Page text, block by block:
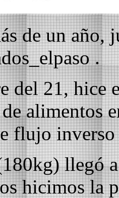
de un año,
.
del 21, hice
alimentos
flujo
llegó
hicimos la